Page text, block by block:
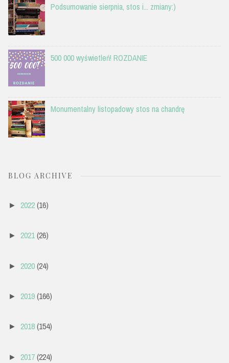
Podsumowanie sierpnia, stos i... zmiany:)
500 000 wyświetleń! ROZDANIE
Monumentalny listopadowy stos na chandrę
BLOG ARCHIVE
► 2022(16)
► 2021(26)
► 2020(24)
► 2019(166)
► 2018(154)
► 2017(224)